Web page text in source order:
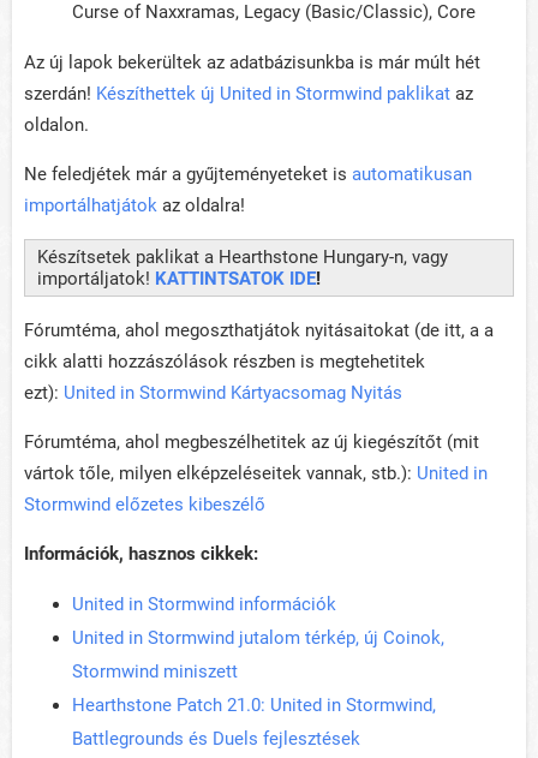
Curse of Naxxramas, Legacy (Basic/Classic), Core
Az új lapok bekerültek az adatbázisunkba is már múlt hét
szerdán! Készíthettek új United in Stormwind paklikat az
oldalon.
Ne feledjétek már a gyűjteményeteket is automatikusan
importálhatjátok az oldalra!
Készítsetek paklikat a Hearthstone Hungary-n, vagy
importáljatok! KATTINTSATOK IDE!
Fórumtéma, ahol megoszthatjátok nyitásaitokat (de itt, a a
cikk alatti hozzászólások részben is megtehetitek
ezt): United in Stormwind Kártyacsomag Nyitás
Fórumtéma, ahol megbeszélhetitek az új kiegészítőt (mit
vártok tőle, milyen elképzeléseitek vannak, stb.): United in
Stormwind előzetes kibeszélő
Információk, hasznos cikkek:
United in Stormwind információk
United in Stormwind jutalom térkép, új Coinok,
Stormwind miniszett
Hearthstone Patch 21.0: United in Stormwind,
Battlegrounds és Duels fejlesztések